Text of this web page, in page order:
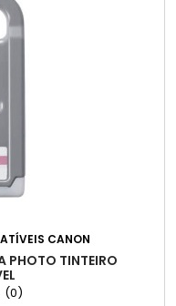
CANON
PHOTO TINTEIRO
(0)